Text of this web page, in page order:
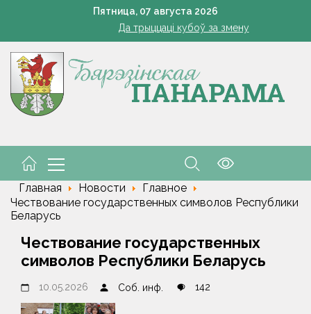
Пятница, 07 августа 2026
Да трыццаці кубоў за змену
Марковские – одно сердце на всех
Устранение последствий стихии – на контроле
Познай свой край. Как в Беларуси развивают внутренний
Да трыццаці кубоў за змену
Главная Новости
Главное
Чествование государственных символов Республики
Беларусь
Чествование государственных
символов Республики Беларусь
10.05.2026 Соб. инф. 142